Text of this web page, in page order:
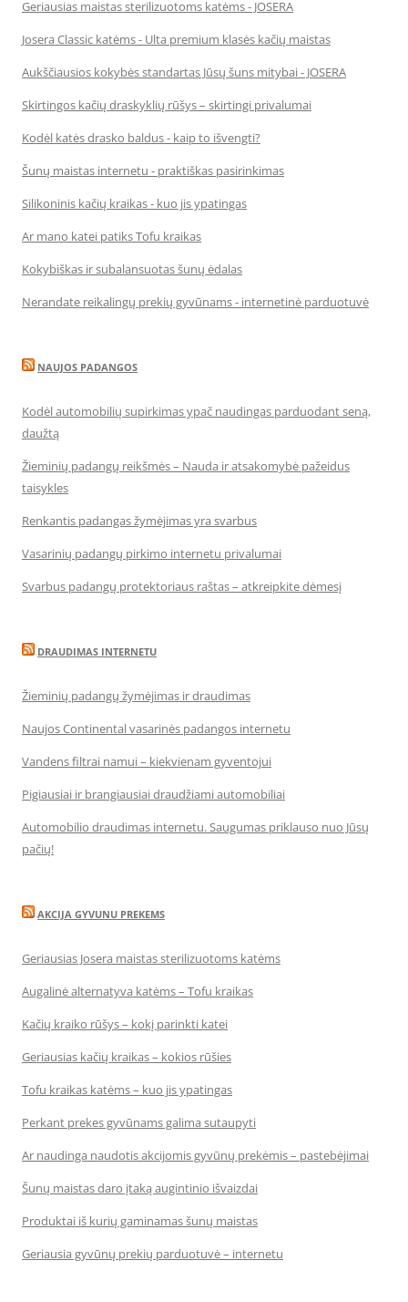
Geriausias maistas sterilizuotoms katėms - JOSERA
Josera Classic katėms - Ulta premium klasės kačių maistas
Aukščiausios kokybės standartas Jūsų šuns mitybai - JOSERA
Skirtingos kačių draskyklių rūšys – skirtingi privalumai
Kodėl katės drasko baldus - kaip to išvengti?
Šunų maistas internetu - praktiškas pasirinkimas
Silikoninis kačių kraikas - kuo jis ypatingas
Ar mano katei patiks Tofu kraikas
Kokybiškas ir subalansuotas šunų ėdalas
Nerandate reikalingų prekių gyvūnams - internetinė parduotuvė
NAUJOS PADANGOS
Kodėl automobilių supirkimas ypač naudingas parduodant seną,
daužtą
Žieminių padangų reikšmės – Nauda ir atsakomybė pažeidus
taisykles
Renkantis padangas žymėjimas yra svarbus
Vasarinių padangų pirkimo internetu privalumai
Svarbus padangų protektoriaus raštas – atkreipkite dėmesį
DRAUDIMAS INTERNETU
Žieminių padangų žymėjimas ir draudimas
Naujos Continental vasarinės padangos internetu
Vandens filtrai namui – kiekvienam gyventojui
Pigiausiai ir brangiausiai draudžiami automobiliai
Automobilio draudimas internetu. Saugumas priklauso nuo Jūsų
pačių!
AKCIJA GYVUNU PREKEMS
Geriausias Josera maistas sterilizuotoms katėms
Augalinė alternatyva katėms – Tofu kraikas
Kačių kraiko rūšys – kokį parinkti katei
Geriausias kačių kraikas – kokios rūšies
Tofu kraikas katėms – kuo jis ypatingas
Perkant prekes gyvūnams galima sutaupyti
Ar naudinga naudotis akcijomis gyvūnų prekėmis – pastebėjimai
Šunų maistas daro įtaką augintinio išvaizdai
Produktai iš kurių gaminamas šunų maistas
Geriausia gyvūnų prekių parduotuvė – internetu